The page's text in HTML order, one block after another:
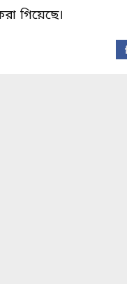
গিয়েছে।